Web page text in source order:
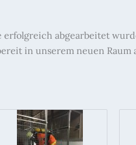
erfolgreich abgearbeitet
in unserem neuen Raum